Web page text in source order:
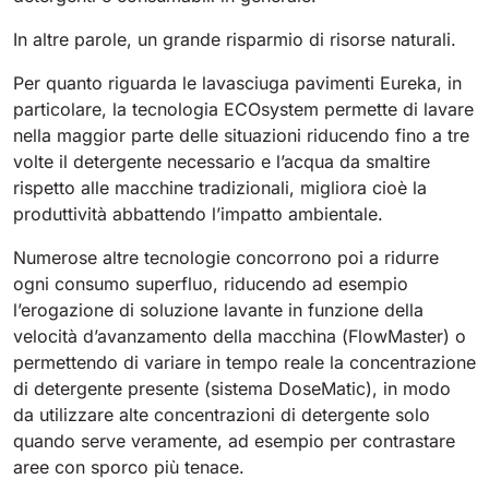
1100 mm 8800 m²/h
E110-R
1100 mm 8800 m²/h
In altre parole, un grande risparmio di risorse naturali.
Per quanto riguarda le lavasciuga pavimenti Eureka, in
particolare, la tecnologia ECOsystem permette di lavare
nella maggior parte delle situazioni riducendo fino a tre
volte il detergente necessario e l’acqua da smaltire
rispetto alle macchine tradizionali, migliora cioè la
produttività abbattendo l’impatto ambientale.
Numerose altre tecnologie concorrono poi a ridurre
ogni consumo superfluo, riducendo ad esempio
l’erogazione di soluzione lavante in funzione della
velocità d’avanzamento della macchina (FlowMaster) o
permettendo di variare in tempo reale la concentrazione
di detergente presente (sistema DoseMatic), in modo
da utilizzare alte concentrazioni di detergente solo
quando serve veramente, ad esempio per contrastare
aree con sporco più tenace.